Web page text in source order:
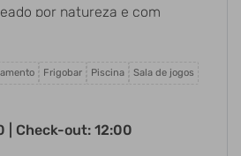
por natureza e com
relaxar e se divertir, a
é o destino ideal.
Pereira/RJ, a apenas 15 km
Dinossauros, nossa pousada
única de hospedagem
e todos que desejam renovar
Frigobar Piscina
Sala de jogos
Check-out: 12:00